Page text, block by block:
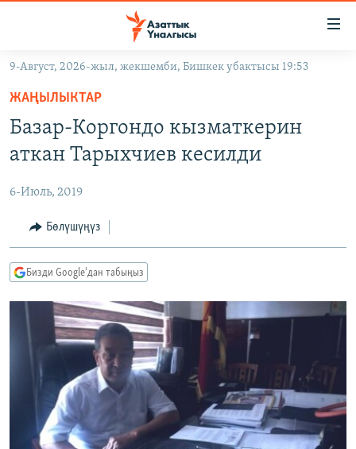
Навигацияга
өтүңүз
Издөөгө
салыңызКЫРГЫЗСТАН
ЭКОНОМИКА
МАДАНИЯТ
ДҮЙНӨ
БОРБОР АЗИЯ
АТАЙЫН ИЛИКТӨӨ
ТВ ПРОГРАММАЛАР
ЭКСПЕРТТЕР ТАЛДАЙТ
БИЗ ЖАНА ДҮЙНӨ
ДАНИСТЕ
ЭЖЕ-СИҢДИЛЕР
АЗАТТЫК+
ЫҢГАЙСЫЗ СУРООЛОР
ӨЗГӨЧӨ ПИКИР
Русский
ОНЛАЙН ШЕРИНЕ
9-Август, 2026-жыл, жекшемби, Бишкек убактысы 19:53
ЖАҢЫЛЫКТАР
Базар-Коргондо кызматкерин
аткан Тарыхчиев кесилди
6-Июль, 2019
Бөлүшүңүз
Бизди Google'дан табыңыз